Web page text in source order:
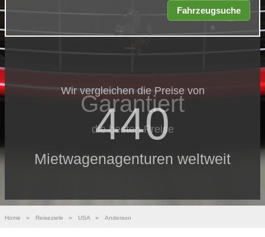
Wir vergleichen die Preise von
440
Mietwagenagenturen weltweit
Garantiert
die besten Preise
Home » Reiseziele » USA » Anderson